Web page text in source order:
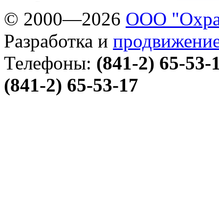
© 2000—2026 ООО
Разработка и
Телефоны: (841-2) 65-53-
(841-2) 65-53-17